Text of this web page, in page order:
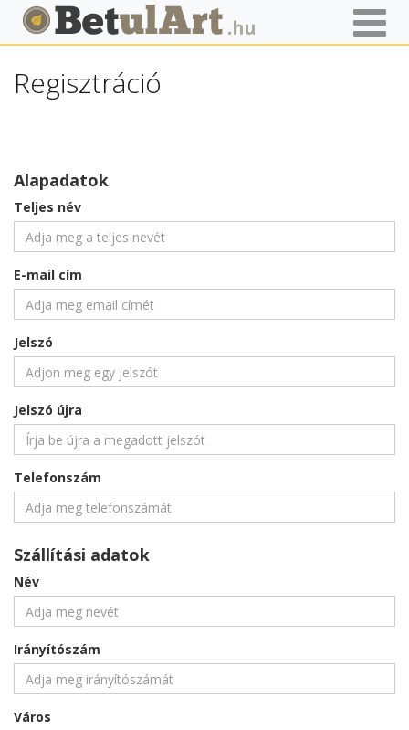
Főoldal Regisztráció
Regisztráció
Alapadatok
Teljes név
E-mail cím
Jelszó
Jelszó újra
Telefonszám
Szállítási adatok
Név
Irányítószám
Város